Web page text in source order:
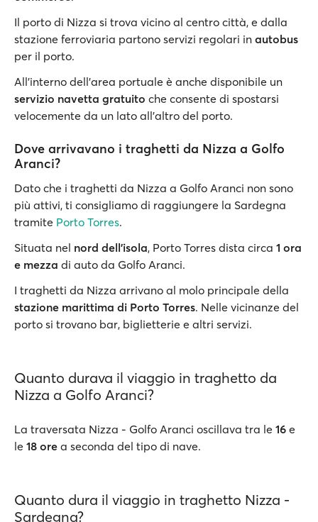
Il porto di Nizza si trova vicino al centro città, e dalla
stazione ferroviaria partono servizi regolari in autobus
per il porto.
All'interno dell'area portuale è anche disponibile un
servizio navetta gratuito che consente di spostarsi
velocemente da un lato all'altro del porto.
Dove arrivavano i traghetti da Nizza a Golfo
Aranci?
Dato che i traghetti da Nizza a Golfo Aranci non sono
più attivi, ti consigliamo di raggiungere la Sardegna
tramite Porto Torres.
Situata nel nord dell'isola, Porto Torres dista circa 1 ora
e mezza di auto da Golfo Aranci.
I traghetti da Nizza arrivano al molo principale della
stazione marittima di Porto Torres. Nelle vicinanze del
porto si trovano bar, biglietterie e altri servizi.
Quanto durava il viaggio in traghetto da
Nizza a Golfo Aranci?
La traversata Nizza - Golfo Aranci oscillava tra le 16 e
le 18 ore a seconda del tipo di nave.
Quanto dura il viaggio in traghetto Nizza -
Sardegna?